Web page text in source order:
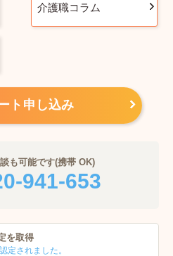
介護職コラム
ト申し込み
も可能です(携帯 OK)
941-653
を取得
定されました。